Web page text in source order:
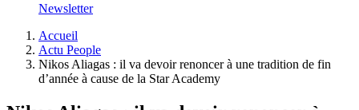
Newsletter
Accueil
Actu People
Nikos Aliagas : il va devoir renoncer à une tradition de fin
d’année à cause de la Star Academy